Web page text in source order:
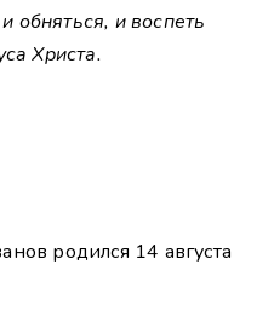
обняться, и воспеть
Христа.
родился 14 августа